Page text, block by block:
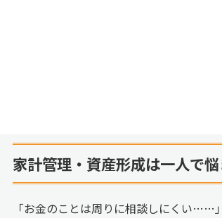
家計管理・資産形成は一人で
「お金のことは周りに相談しにくい……